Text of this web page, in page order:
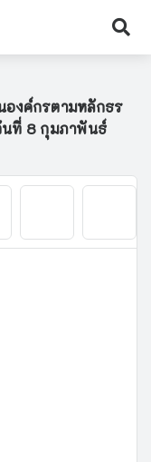
งค์กรตามหลักธร
ที่ 8 กุมภาพันธ์